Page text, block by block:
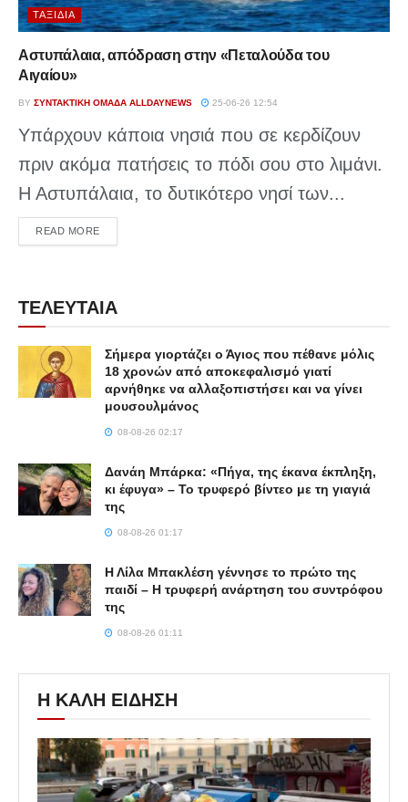
ΤΑΞΊΔΙΑ
Αστυπάλαια, απόδραση στην «Πεταλούδα του
Αιγαίου»
BY ΣΥΝΤΑΚΤΙΚΉ ΟΜΆΔΑ ALLDAYNEWS 25-06-26 12:54
Υπάρχουν κάποια νησιά που σε κερδίζουν
πριν ακόμα πατήσεις το πόδι σου στο λιμάνι.
Η Αστυπάλαια, το δυτικότερο νησί των...
READ MOREDETAILS
ΤΕΛΕΥΤΑΙΑ
Σήμερα γιορτάζει ο Άγιος που πέθανε μόλις
18 χρονών από αποκεφαλισμό γιατί
αρνήθηκε να αλλαξοπιστήσει και να γίνει
μουσουλμάνος
08-08-26 02:17
Δανάη Μπάρκα: «Πήγα, της έκανα έκπληξη,
κι έφυγα» – Το τρυφερό βίντεο με τη γιαγιά
της
08-08-26 01:17
Η Λίλα Μπακλέση γέννησε το πρώτο της
παιδί – Η τρυφερή ανάρτηση του συντρόφου
της
08-08-26 01:11
Η ΚΑΛΗ ΕΙΔΗΣΗ